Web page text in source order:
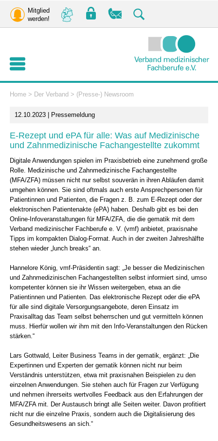
Mitglied
werden!
Home > Der Verband > (Presse-) Newsroom
12.10.2023 | Pressemeldung
E-Rezept und ePA für alle: Was auf Medizinische
und Zahnmedizinische Fachangestellte zukommt
Digitale Anwendungen spielen im Praxisbetrieb eine zunehmend große
Rolle. Medizinische und Zahnmedizinische Fachangestellte
(MFA/ZFA) müssen nicht nur selbst souverän in ihren Abläufen damit
umgehen können. Sie sind oftmals auch erste Ansprechpersonen für
Patientinnen und Patienten, die Fragen z. B. zum E-Rezept oder der
elektronischen Patientenakte (ePA) haben. Deshalb gibt es bei den
Online-Infoveranstaltungen für MFA/ZFA, die die gematik mit dem
Verband medizinischer Fachberufe e. V. (vmf) anbietet, praxisnahe
Tipps im kompakten Dialog-Format. Auch in der zweiten Jahreshälfte
stehen wieder „lunch breaks“ an.
Hannelore König, vmf-Präsidentin sagt: „Je besser die Medizinischen
und Zahnmedizinischen Fachangestellten selbst informiert sind, umso
kompetenter können sie ihr Wissen weitergeben, etwa an die
Patientinnen und Patienten. Das elektronische Rezept oder die ePA
für alle sind digitale Versorgungsangebote, deren Einsatz im
Praxisalltag das Team selbst beherrschen und gut vermitteln können
muss. Hierfür wollen wir ihm mit den Info-Veranstaltungen den Rücken
stärken.“
Lars Gottwald, Leiter Business Teams in der gematik, ergänzt: „Die
Expertinnen und Experten der gematik können nicht nur beim
Verständnis unterstützen, etwa mit praxisnahen Beispielen zu den
einzelnen Anwendungen. Sie stehen auch für Fragen zur Verfügung
und nehmen ihrerseits wertvolles Feedback aus den Erfahrungen der
MFA/ZFA mit. Der Austausch bringt alle Seiten weiter. Davon profitiert
nicht nur die einzelne Praxis, sondern auch die Digitalisierung des
Gesundheitswesens an sich.“